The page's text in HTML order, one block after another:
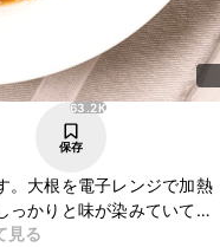
63.2K
保存
。大根を電子レンジで加熱
っかりと味が染みていて、
さいね。
見る